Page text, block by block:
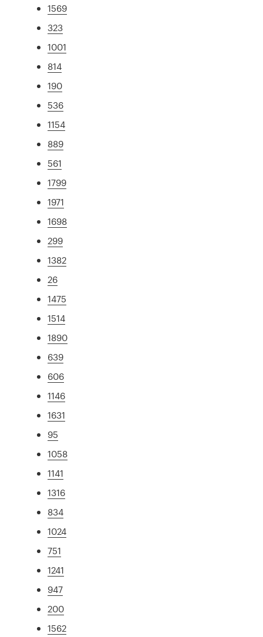
1569
323
1001
814
190
536
1154
889
561
1799
1971
1698
299
1382
26
1475
1514
1890
639
606
1146
1631
95
1058
1141
1316
834
1024
751
1241
947
200
1562